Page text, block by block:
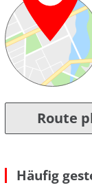
Route
Häufig